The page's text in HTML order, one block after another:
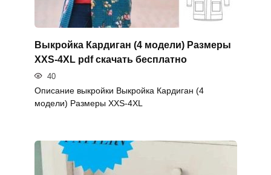
Выкройка Кардиган (4 модели) Размеры
XXS-4XL pdf скачать бесплатно
40
Описание выкройки Выкройка Кардиган (4
модели) Размеры XXS-4XL